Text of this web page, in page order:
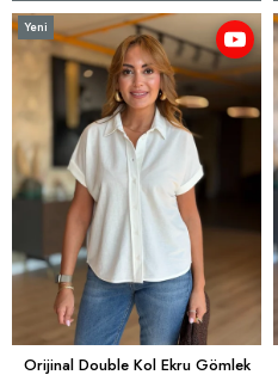
Orijinal Double Kol Ekru Gömlek
Yeni
Ürün